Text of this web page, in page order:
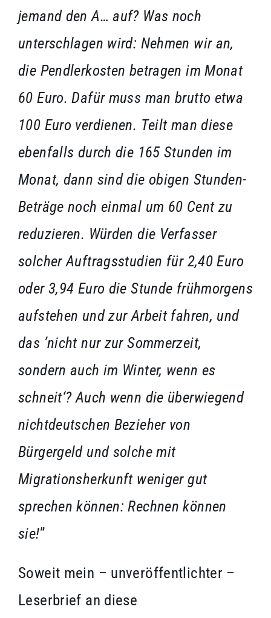
jemand den A… auf? Was noch
unterschlagen wird: Nehmen wir an,
die Pendlerkosten betragen im Monat
60 Euro. Dafür muss man brutto etwa
100 Euro verdienen. Teilt man diese
ebenfalls durch die 165 Stunden im
Monat, dann sind die obigen Stunden-
Beträge noch einmal um 60 Cent zu
reduzieren. Würden die Verfasser
solcher Auftragsstudien für 2,40 Euro
oder 3,94 Euro die Stunde frühmorgens
aufstehen und zur Arbeit fahren, und
das ’nicht nur zur Sommerzeit,
sondern auch im Winter, wenn es
schneit‘? Auch wenn die überwiegend
nichtdeutschen Bezieher von
Bürgergeld und solche mit
Migrationsherkunft weniger gut
sprechen können: Rechnen können
sie!”
Soweit mein – unveröffentlichter –
Leserbrief an diese